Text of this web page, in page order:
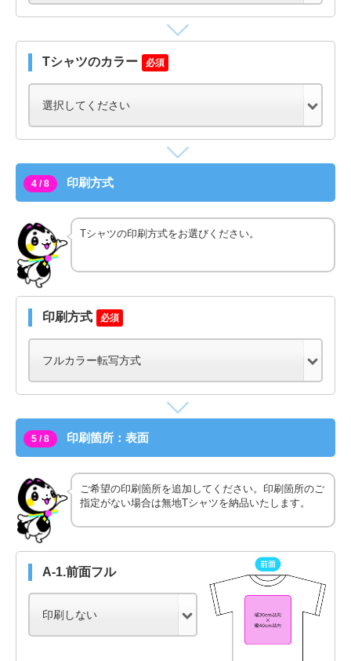
Tシャツのカラー 必須
4 / 8 印刷方式
Tシャツの印刷方式をお選びください。
印刷方式 必須
5 / 8 印刷箇所：表面
ご希望の印刷箇所を追加してください。印刷箇所のご
指定がない場合は無地Tシャツを納品いたします。
A-1.前面フル